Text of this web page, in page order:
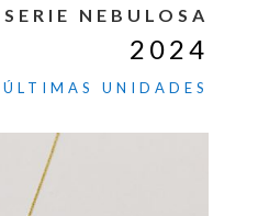
SERIE NEBULOSA
2024
ÚLTIMAS UNIDADES